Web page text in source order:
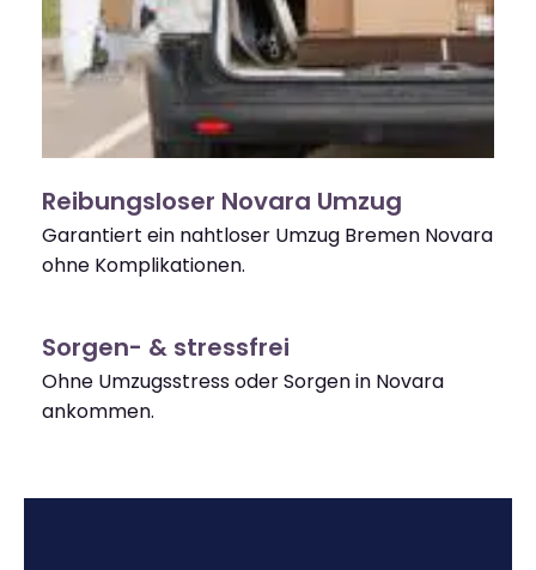
Reibungsloser Novara Umzug
Garantiert ein nahtloser Umzug Bremen Novara
ohne Komplikationen.
Sorgen- & stressfrei
Ohne Umzugsstress oder Sorgen in Novara
ankommen.